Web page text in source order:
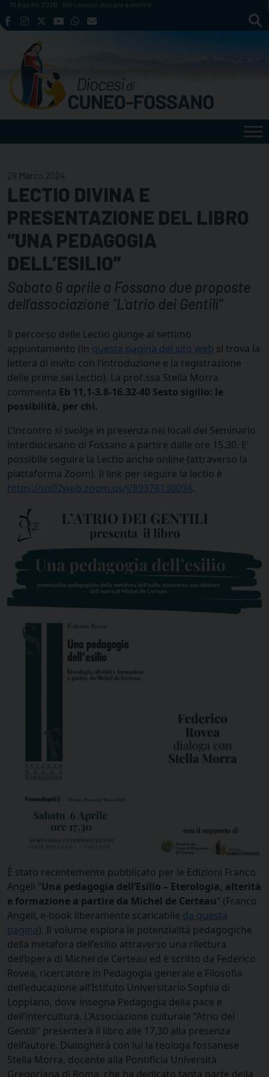
Skip
to
10 Agosto 2026 San Lorenzo, diacono e martire
29 Marzo 2024
LECTIO DIVINA E
PRESENTAZIONE DEL LIBRO
“UNA PEDAGOGIA
DELL’ESILIO”
Sabato 6 aprile a Fossano due proposte
dell'associazione "L'atrio dei Gentili"
Il percorso delle Lectio giunge al settimo
appuntamento (in questa pagina del sito web si trova la
lettera di invito con l’introduzione e la registrazione
delle prime sei Lectio). La prof.ssa Stella Morra
commenta Eb 11,1-3.8-16.32-40 Sesto sigillo: le
possibilità, per chi.
L’incontro si svolge in presenza nei locali del Seminario
interdiocesano di Fossano a partire dalle ore 15.30. E’
possibile seguire la Lectio anche online (attraverso la
piattaforma Zoom). Il link per seguire la lectio è
https://us02web.zoom.us/j/89378130094.
È stato recentemente pubblicato per le Edizioni Franco
Angeli “Una pedagogia dell’Esilio – Eterologia, alterità
e formazione a partire da Michel de Certeau” (Franco
Angeli, e-book liberamente scaricabile da questa
pagina). Il volume esplora le potenzialità pedagogiche
della metafora dell’esilio attraverso una rilettura
dell’opera di Michel de Certeau ed è scritto da Federico
Rovea, ricercatore in Pedagogia generale e Filosofia
dell’educazione all’Istituto Universitario Sophia di
Loppiano, dove insegna Pedagogia della pace e
dell’intercultura. L’Associazione culturale “Atrio dei
Gentili” presenterà il libro alle 17,30 alla presenza
dell’autore. Dialogherà con lui la teologa fossanese
Stella Morra, docente alla Pontificia Università
Gregoriana di Roma, che ha dedicato tanta parte della